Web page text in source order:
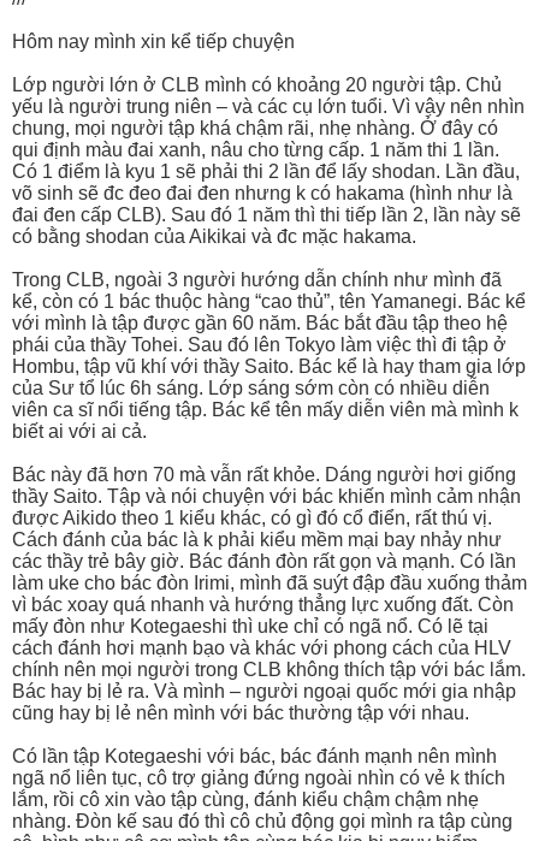
Hôm nay mình xin kể tiếp chuyện
Lớp người lớn ở CLB mình có khoảng 20 người tập. Chủ
yếu là người trung niên – và các cụ lớn tuổi. Vì vậy nên nhìn
chung, mọi người tập khá chậm rãi, nhẹ nhàng. Ở đây có
qui định màu đai xanh, nâu cho từng cấp. 1 năm thi 1 lần.
Có 1 điểm là kyu 1 sẽ phải thi 2 lần để lấy shodan. Lần đầu,
võ sinh sẽ đc đeo đai đen nhưng k có hakama (hình như là
đai đen cấp CLB). Sau đó 1 năm thì thi tiếp lần 2, lần này sẽ
có bằng shodan của Aikikai và đc mặc hakama.
Trong CLB, ngoài 3 người hướng dẫn chính như mình đã
kể, còn có 1 bác thuộc hàng “cao thủ”, tên Yamanegi. Bác kể
với mình là tập được gần 60 năm. Bác bắt đầu tập theo hệ
phái của thầy Tohei. Sau đó lên Tokyo làm việc thì đi tập ở
Hombu, tập vũ khí với thầy Saito. Bác kể là hay tham gia lớp
của Sư tổ lúc 6h sáng. Lớp sáng sớm còn có nhiều diễn
viên ca sĩ nổi tiếng tập. Bác kể tên mấy diễn viên mà mình k
biết ai với ai cả.
Bác này đã hơn 70 mà vẫn rất khỏe. Dáng người hơi giống
thầy Saito. Tập và nói chuyện với bác khiến mình cảm nhận
được Aikido theo 1 kiểu khác, có gì đó cổ điển, rất thú vị.
Cách đánh của bác là k phải kiểu mềm mại bay nhảy như
các thầy trẻ bây giờ. Bác đánh đòn rất gọn và mạnh. Có lần
làm uke cho bác đòn Irimi, mình đã suýt đập đầu xuống thảm
vì bác xoay quá nhanh và hướng thẳng lực xuống đất. Còn
mấy đòn như Kotegaeshi thì uke chỉ có ngã nổ. Có lẽ tại
cách đánh hơi mạnh bạo và khác với phong cách của HLV
chính nên mọi người trong CLB không thích tập với bác lắm.
Bác hay bị lẻ ra. Và mình – người ngoại quốc mới gia nhập
cũng hay bị lẻ nên mình với bác thường tập với nhau.
Có lần tập Kotegaeshi với bác, bác đánh mạnh nên mình
ngã nổ liên tục, cô trợ giảng đứng ngoài nhìn có vẻ k thích
lắm, rồi cô xin vào tập cùng, đánh kiểu chậm chậm nhẹ
nhàng. Đòn kế sau đó thì cô chủ động gọi mình ra tập cùng